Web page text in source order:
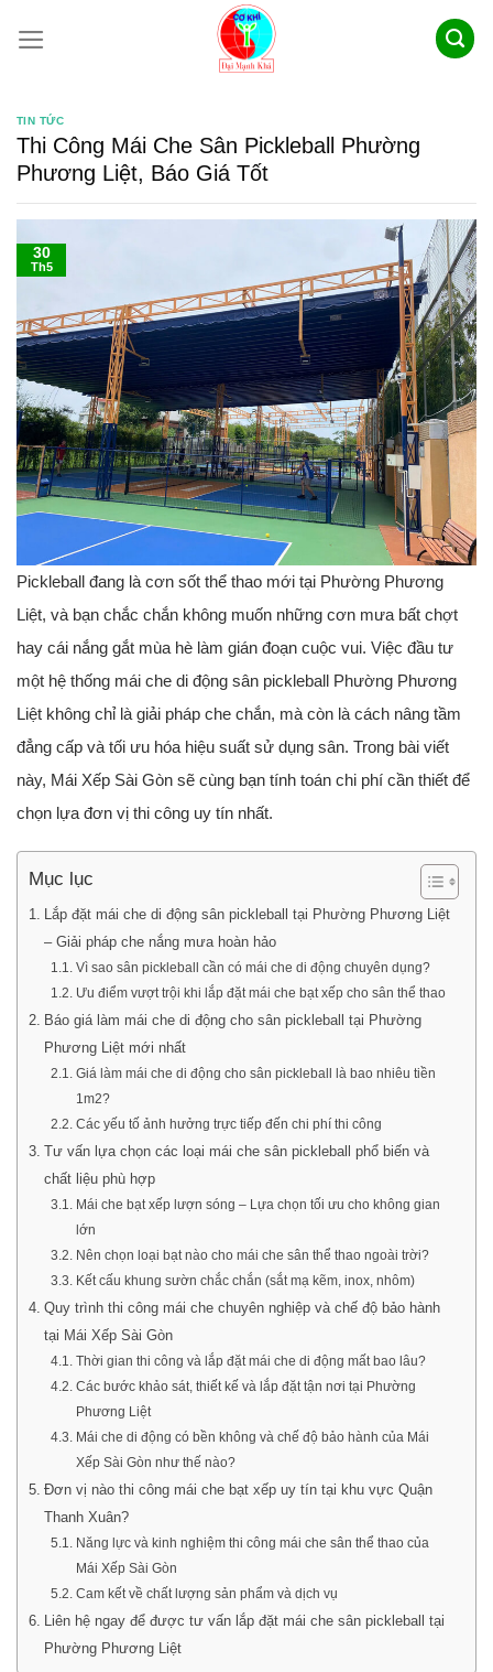
TIN TỨC
Thi Công Mái Che Sân Pickleball Phường
Phương Liệt, Báo Giá Tốt
30
Th5
Pickleball đang là cơn sốt thể thao mới tại Phường Phương
Liệt, và bạn chắc chắn không muốn những cơn mưa bất chợt
hay cái nắng gắt mùa hè làm gián đoạn cuộc vui. Việc đầu tư
một hệ thống mái che di động sân pickleball Phường Phương
Liệt không chỉ là giải pháp che chắn, mà còn là cách nâng tầm
đẳng cấp và tối ưu hóa hiệu suất sử dụng sân. Trong bài viết
này, Mái Xếp Sài Gòn sẽ cùng bạn tính toán chi phí cần thiết để
chọn lựa đơn vị thi công uy tín nhất.
Mục lục
Lắp đặt mái che di động sân pickleball tại Phường Phương Liệt
– Giải pháp che nắng mưa hoàn hảo
Vì sao sân pickleball cần có mái che di động chuyên dụng?
Ưu điểm vượt trội khi lắp đặt mái che bạt xếp cho sân thể thao
Báo giá làm mái che di động cho sân pickleball tại Phường
Phương Liệt mới nhất
Giá làm mái che di động cho sân pickleball là bao nhiêu tiền
1m2?
Các yếu tố ảnh hưởng trực tiếp đến chi phí thi công
Tư vấn lựa chọn các loại mái che sân pickleball phổ biến và
chất liệu phù hợp
Mái che bạt xếp lượn sóng – Lựa chọn tối ưu cho không gian
lớn
Nên chọn loại bạt nào cho mái che sân thể thao ngoài trời?
Kết cấu khung sườn chắc chắn (sắt mạ kẽm, inox, nhôm)
Quy trình thi công mái che chuyên nghiệp và chế độ bảo hành
tại Mái Xếp Sài Gòn
Thời gian thi công và lắp đặt mái che di động mất bao lâu?
Các bước khảo sát, thiết kế và lắp đặt tận nơi tại Phường
Phương Liệt
Mái che di động có bền không và chế độ bảo hành của Mái
Xếp Sài Gòn như thế nào?
Đơn vị nào thi công mái che bạt xếp uy tín tại khu vực Quận
Thanh Xuân?
Năng lực và kinh nghiệm thi công mái che sân thể thao của
Mái Xếp Sài Gòn
Cam kết về chất lượng sản phẩm và dịch vụ
Liên hệ ngay để được tư vấn lắp đặt mái che sân pickleball tại
Phường Phương Liệt